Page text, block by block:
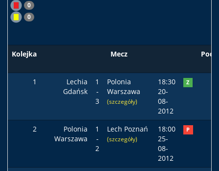
0
0
Kolejka Mecz
1
Lechia
Gdańsk
1
-
3
Polonia
Warszawa
(szczegóły)
18:30
20-
08-
2012
Z
2
Polonia
Warszawa
1
-
2
Lech Poznań
(szczegóły)
18:00
25-
08-
2012
P